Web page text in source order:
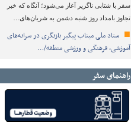
سفر با شتابی ناگزیر آغاز می‌شود؛ آنگاه که خبر
تجاوز بامداد روز شنبه دشمن به شریان‌های…
ستاد ملی میناب پیگیر بازنگری در سرانه‌های
آموزشی، فرهنگی و ورزشی منطقه/…
راهنمای سفر